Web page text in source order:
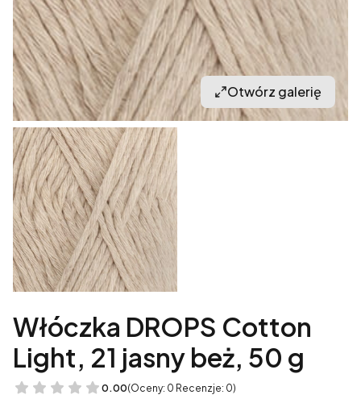
Otwórz galerię
Włóczka DROPS Cotton
Light, 21 jasny beż, 50 g
0.00(Oceny: 0 Recenzje: 0)